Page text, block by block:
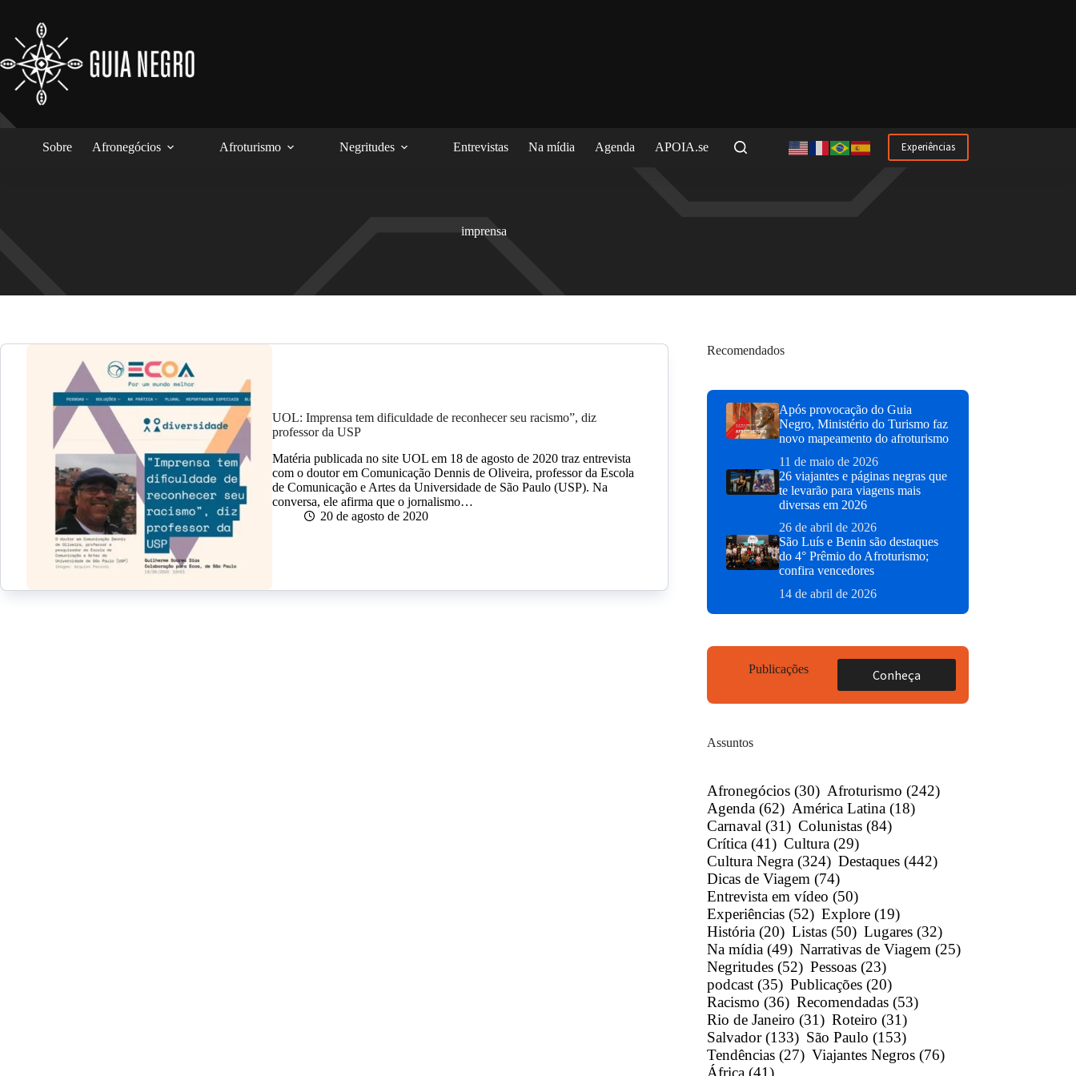
conteúdo
Sobre Afronegócios Afroturismo Negritudes Entrevistas Na mídia Agenda APOIA.se Experiências
imprensa
UOL: Imprensa tem dificuldade de reconhecer seu racismo”, diz
professor da USP
Matéria publicada no site UOL em 18 de agosto de 2020 traz entrevista
com o doutor em Comunicação Dennis de Oliveira, professor da Escola
de Comunicação e Artes da Universidade de São Paulo (USP). Na
conversa, ele afirma que o jornalismo…
20 de agosto de 2020
Recomendados
Após provocação do Guia
Negro, Ministério do Turismo faz
novo mapeamento do afroturismo
11 de maio de 2026
26 viajantes e páginas negras que
te levarão para viagens mais
diversas em 2026
26 de abril de 2026
São Luís e Benin são destaques
do 4° Prêmio do Afroturismo;
confira vencedores
14 de abril de 2026
Publicações Conheça
Assuntos
Afronegócios (30) Afroturismo (242)
Agenda (62) América Latina (18)
Carnaval (31) Colunistas (84)
Crítica (41) Cultura (29)
Cultura Negra (324) Destaques (442)
Dicas de Viagem (74)
Entrevista em vídeo (50)
Experiências (52) Explore (19)
História (20) Listas (50) Lugares (32)
Na mídia (49) Narrativas de Viagem (25)
Negritudes (52) Pessoas (23)
podcast (35) Publicações (20)
Racismo (36) Recomendadas (53)
Rio de Janeiro (31) Roteiro (31)
Salvador (133) São Paulo (153)
Tendências (27) Viajantes Negros (76)
África (41)